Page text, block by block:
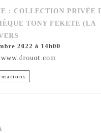
: COLLECTION PRIVÉE
TONY FEKETE (LA
2022 à 14h00